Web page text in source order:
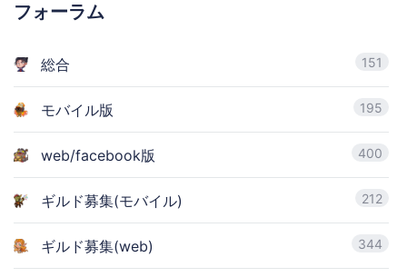
フォーラム
総合 151
モバイル版 195
web/facebook版 400
ギルド募集(モバイル) 212
ギルド募集(web) 344